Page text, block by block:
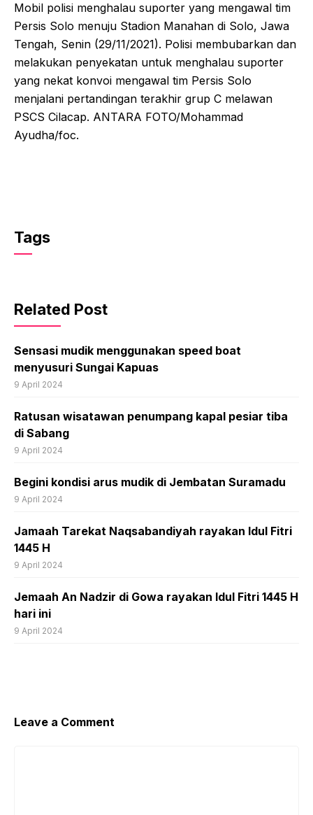
Mobil polisi menghalau suporter yang mengawal tim
Persis Solo menuju Stadion Manahan di Solo, Jawa
Tengah, Senin (29/11/2021). Polisi membubarkan dan
melakukan penyekatan untuk menghalau suporter
yang nekat konvoi mengawal tim Persis Solo
menjalani pertandingan terakhir grup C melawan
PSCS Cilacap. ANTARA FOTO/Mohammad
Ayudha/foc.
Tags
Related Post
Sensasi mudik menggunakan speed boat
menyusuri Sungai Kapuas
9 April 2024
Ratusan wisatawan penumpang kapal pesiar tiba
di Sabang
9 April 2024
Begini kondisi arus mudik di Jembatan Suramadu
9 April 2024
Jamaah Tarekat Naqsabandiyah rayakan Idul Fitri
1445 H
9 April 2024
Jemaah An Nadzir di Gowa rayakan Idul Fitri 1445 H
hari ini
9 April 2024
Leave a Comment